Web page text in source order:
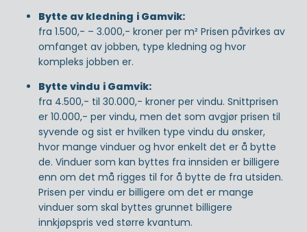
Bytte av kledning i Gamvik:
fra 1.500,- – 3.000,- kroner per m² Prisen påvirkes av
omfanget av jobben, type kledning og hvor
kompleks jobben er.
Bytte vindu i Gamvik:
fra 4.500,- til 30.000,- kroner per vindu. Snittprisen
er 10.000,- per vindu, men det som avgjør prisen til
syvende og sist er hvilken type vindu du ønsker,
hvor mange vinduer og hvor enkelt det er å bytte
de. Vinduer som kan byttes fra innsiden er billigere
enn om det må rigges til for å bytte de fra utsiden.
Prisen per vindu er billigere om det er mange
vinduer som skal byttes grunnet billigere
innkjøpspris ved større kvantum.